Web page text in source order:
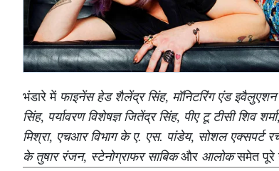
भंडारे में फाइनेंस हेड शैलेंद्र सिंह, मॉनिटरिंग एंड इवैलुएशन
सिंह, पर्यावरण विशेषज्ञ जितेंद्र सिंह, पीए टू टीसी शिव शर्मा,
मिश्रा, एचआर विभाग के ए. एस. पांडेय, सोशल एक्सपर्ट
के तुषार रंजन, स्टेनोग्राफर साबिकऔर आलोकसमेत पूरे